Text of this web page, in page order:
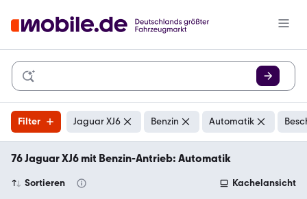
Filter Jaguar XJ6 Benzin Automatik
76 Jaguar XJ6 mit Benzin-Antrieb: Automatik
Sortieren Kachelansicht